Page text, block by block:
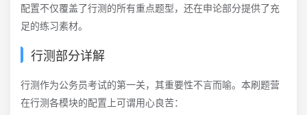
配置不仅覆盖了行测的所有重点题型，还在申论部分提供了充
足的练习素材。
行测部分详解
行测作为公务员考试的第一关，其重要性不言而喻。本刷题营
在行测各模块的配置上可谓用心良苦：